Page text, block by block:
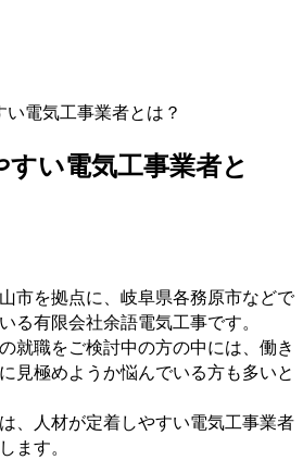
電気工事業者とは？
い電気工事業者と
市を拠点に、岐阜県各務原市などで
る有限会社余語電気工事です。
就職をご検討中の方の中には、働き
見極めようか悩んでいる方も多いと
、人材が定着しやすい電気工事業者
ます。